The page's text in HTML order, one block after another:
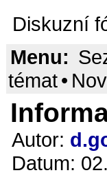
Diskuzní
Menu:
témat•
Autor:
Datum: